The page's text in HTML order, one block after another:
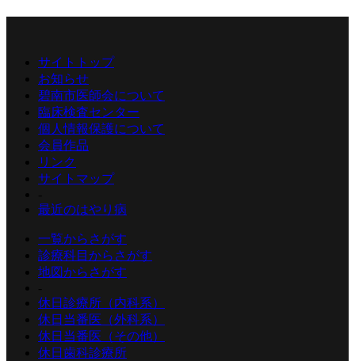
サイトトップ
お知らせ
碧南市医師会について
臨床検査センター
個人情報保護について
会員作品
リンク
サイトマップ
最近のはやり病
一覧からさがす
診療科目からさがす
地図からさがす
休日診療所（内科系）
休日当番医（外科系）
休日当番医（その他）
休日歯科診療所